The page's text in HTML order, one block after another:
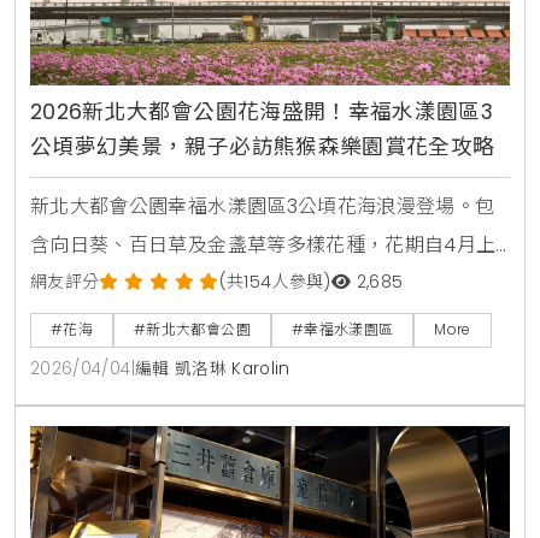
2026新北大都會公園花海盛開！幸福水漾園區3
公頃夢幻美景，親子必訪熊猴森樂園賞花全攻略
新北大都會公園幸福水漾園區3公頃花海浪漫登場。包
含向日葵、百日草及金盞草等多樣花種，花期自4月上
旬起至5月中旬。本文整理最佳賞花時間、交通資訊及
周邊景點，是春日親子旅遊與美拍打卡的必去選擇。
網友評分 (共154人參與) 2,685
#花海 #新北大都會公園 #幸福水漾園區 More
2026/04/04 編輯 凱洛琳 Karolin